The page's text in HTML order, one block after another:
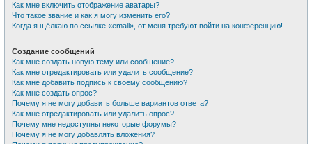
Как мне включить отображение аватары?
Что такое звание и как я могу изменить его?
Когда я щёлкаю по ссылке «email», от меня требуют войти на конференцию!
Создание сообщений
Как мне создать новую тему или сообщение?
Как мне отредактировать или удалить сообщение?
Как мне добавить подпись к своему сообщению?
Как мне создать опрос?
Почему я не могу добавить больше вариантов ответа?
Как мне отредактировать или удалить опрос?
Почему мне недоступны некоторые форумы?
Почему я не могу добавлять вложения?